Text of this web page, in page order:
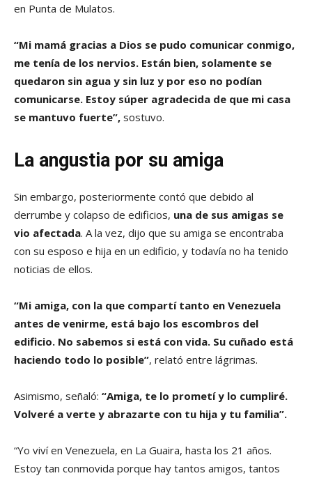
en Punta de Mulatos.
“Mi mamá gracias a Dios se pudo comunicar conmigo,
me tenía de los nervios. Están bien, solamente se
quedaron sin agua y sin luz y por eso no podían
comunicarse. Estoy súper agradecida de que mi casa
se mantuvo fuerte”, sostuvo.
La angustia por su amiga
Sin embargo, posteriormente contó que debido al
derrumbe y colapso de edificios, una de sus amigas se
vio afectada. A la vez, dijo que su amiga se encontraba
con su esposo e hija en un edificio, y todavía no ha tenido
noticias de ellos.
“Mi amiga, con la que compartí tanto en Venezuela
antes de venirme, está bajo los escombros del
edificio. No sabemos si está con vida. Su cuñado está
haciendo todo lo posible”, relató entre lágrimas.
Asimismo, señaló: “Amiga, te lo prometí y lo cumpliré.
Volveré a verte y abrazarte con tu hija y tu familia”.
“Yo viví en Venezuela, en La Guaira, hasta los 21 años.
Estoy tan conmovida porque hay tantos amigos, tantos